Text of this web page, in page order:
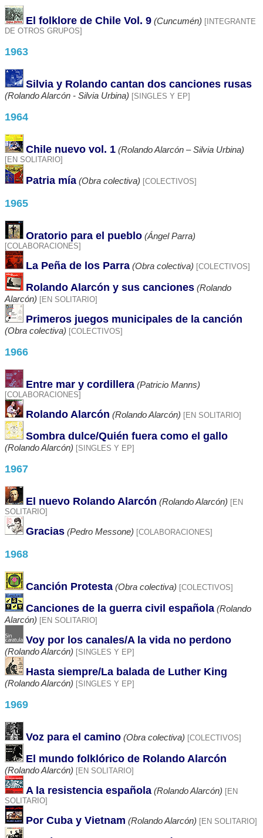
El folklore de Chile Vol. 9 (Cuncumén)
[INTEGRANTE
DE OTROS GRUPOS]
1963
Silvia y Rolando cantan dos canciones rusas
(Rolando Alarcón - Silvia Urbina) [SINGLES Y EP]
1964
Chile nuevo vol. 1 (Rolando Alarcón – Silvia Urbina)
[EN SOLITARIO]
Patria mía (Obra colectiva) [COLECTIVOS]
1965
Oratorio para el pueblo (Ángel Parra)
[COLABORACIONES]
La Peña de los Parra (Obra colectiva) [COLECTIVOS]
Rolando Alarcón y sus canciones (Rolando
Alarcón)
[EN SOLITARIO]
Primeros juegos municipales de la canción
(Obra colectiva) [COLECTIVOS]
1966
Entre mar y cordillera (Patricio Manns)
[COLABORACIONES]
Rolando Alarcón (Rolando Alarcón) [EN SOLITARIO]
Sombra dulce/Quién fuera como el gallo
(Rolando Alarcón) [SINGLES Y EP]
1967
El nuevo Rolando Alarcón (Rolando Alarcón)
[EN
SOLITARIO]
Gracias (Pedro Messone) [COLABORACIONES]
1968
Canción Protesta (Obra colectiva) [COLECTIVOS]
Canciones de la guerra civil española (Rolando
Alarcón)
[EN SOLITARIO]
Voy por los canales/A la vida no perdono
(Rolando Alarcón) [SINGLES Y EP]
Hasta siempre/La balada de Luther King
(Rolando Alarcón) [SINGLES Y EP]
1969
Voz para el camino (Obra colectiva) [COLECTIVOS]
El mundo folklórico de Rolando Alarcón
(Rolando Alarcón) [EN SOLITARIO]
A la resistencia española (Rolando Alarcón)
[EN
SOLITARIO]
Por Cuba y Vietnam (Rolando Alarcón) [EN SOLITARIO]